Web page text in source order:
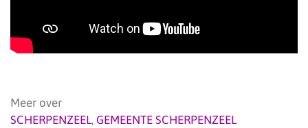
Meer over
SCHERPENZEEL, GEMEENTE SCHERPENZEEL